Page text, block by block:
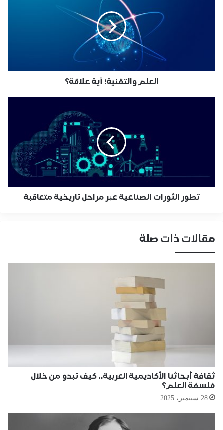
العلم والتقنية؛ أية علاقة؟
تطور الثورات الصناعية عبر مراحل تاريخية متعاقبة
مقالات ذات صلة
ثقافة أبحاثنا الأكاديمية العربية.. كيف تبدو من خلال
فلسفة العلم؟
28 سبتمبر، 2025